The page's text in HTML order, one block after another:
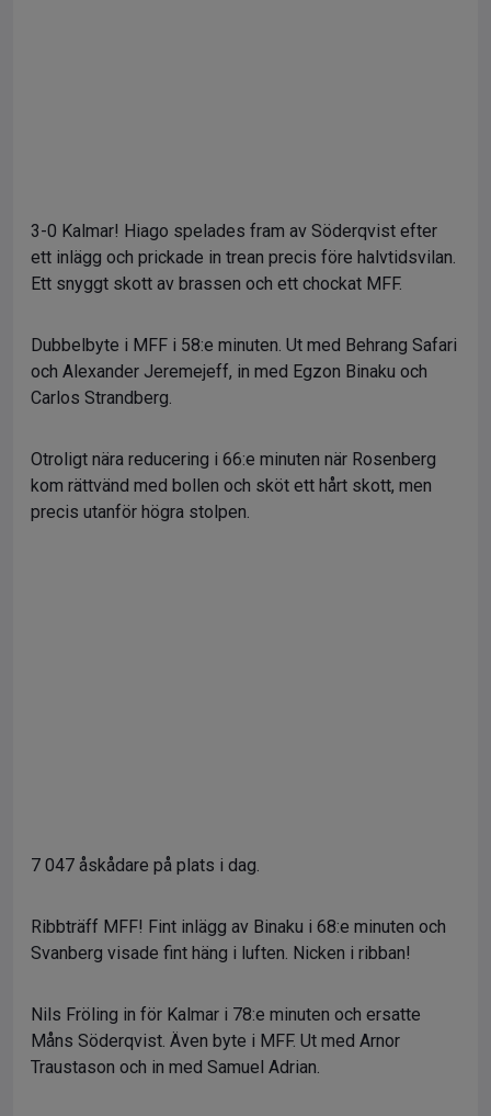
3-0 Kalmar! Hiago spelades fram av Söderqvist efter
ett inlägg och prickade in trean precis före halvtidsvilan.
Ett snyggt skott av brassen och ett chockat MFF.
Dubbelbyte i MFF i 58:e minuten. Ut med Behrang Safari
och Alexander Jeremejeff, in med Egzon Binaku och
Carlos Strandberg.
Otroligt nära reducering i 66:e minuten när Rosenberg
kom rättvänd med bollen och sköt ett hårt skott, men
precis utanför högra stolpen.
7 047 åskådare på plats i dag.
Ribbträff MFF! Fint inlägg av Binaku i 68:e minuten och
Svanberg visade fint häng i luften. Nicken i ribban!
Nils Fröling in för Kalmar i 78:e minuten och ersatte
Måns Söderqvist. Även byte i MFF. Ut med Arnor
Traustason och in med Samuel Adrian.